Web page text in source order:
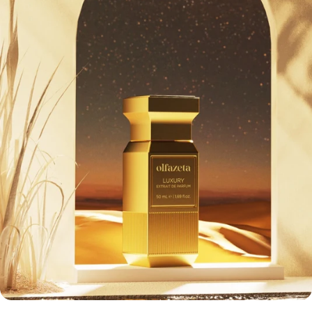
ποικιλία λύσεων για το σώμα, το πρόσωπο και τα μαλλιά,
προσαρμοσμένες στις ιδιαίτερες ανάγκες κάθε τύπου δέρματος.
Χάρη στα φυσικά ενεργά συστατικά της, αυτή η σειρά είναι ένα
must-have για όσους αναζητούν αποτελεσματικά, φιλικά προς
το δέρμα προϊόντα. 1. Σειρά Aurodhea/Aloe vera : Ενυδατική
και καταπραϋντική Η σειρά Aurodhea aloe vera έχει σχεδιαστεί
για να προσφέρει έντονη ενυδάτωση, ενώ παράλληλα
καταπραΰνει το ευαίσθητο δέρμα. Η αλόη βέρα είναι γνωστή για
τις αντιφλεγμονώδεις και ενυδατικές της ιδιότητες, καθιστώντας
τη σειρά αυτή ιδανική επιλογή για την καταπράυνση των
ερεθισμών και την προστασία του αντιδραστικού δέρματος. Τα
βασικά προϊόντα περιλαμβάνουν : Κρέμα προσώπου:
Ενυδατώνει απαλά και καταπραΰνει το δέρμα. Ενυδατικό
αφρόλουτρο: Καθαρίζει σε βάθος χωρίς να καταστρέφει το
δέρμα. Κρέμα χεριών και ποδιών: Θρέφει, ενυδατώνει και
επανορθώνει τις ξηρές ή ταλαιπωρημένες περιοχές. Αυτά τα
προϊόντα είναι μερικά μόνο από τα πολλά προϊόντα